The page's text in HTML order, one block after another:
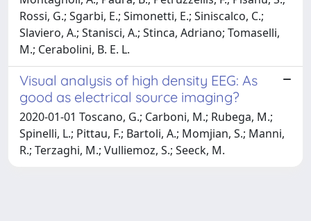
Rossi, G.; Sgarbi, E.; Simonetti, E.; Siniscalco, C.;
Slaviero, A.; Stanisci, A.; Stinca, Adriano; Tomaselli,
M.; Cerabolini, B. E. L.
Visual analysis of high density EEG: As
good as electrical source imaging?
2020-01-01 Toscano, G.; Carboni, M.; Rubega, M.;
Spinelli, L.; Pittau, F.; Bartoli, A.; Momjian, S.; Manni,
R.; Terzaghi, M.; Vulliemoz, S.; Seeck, M.